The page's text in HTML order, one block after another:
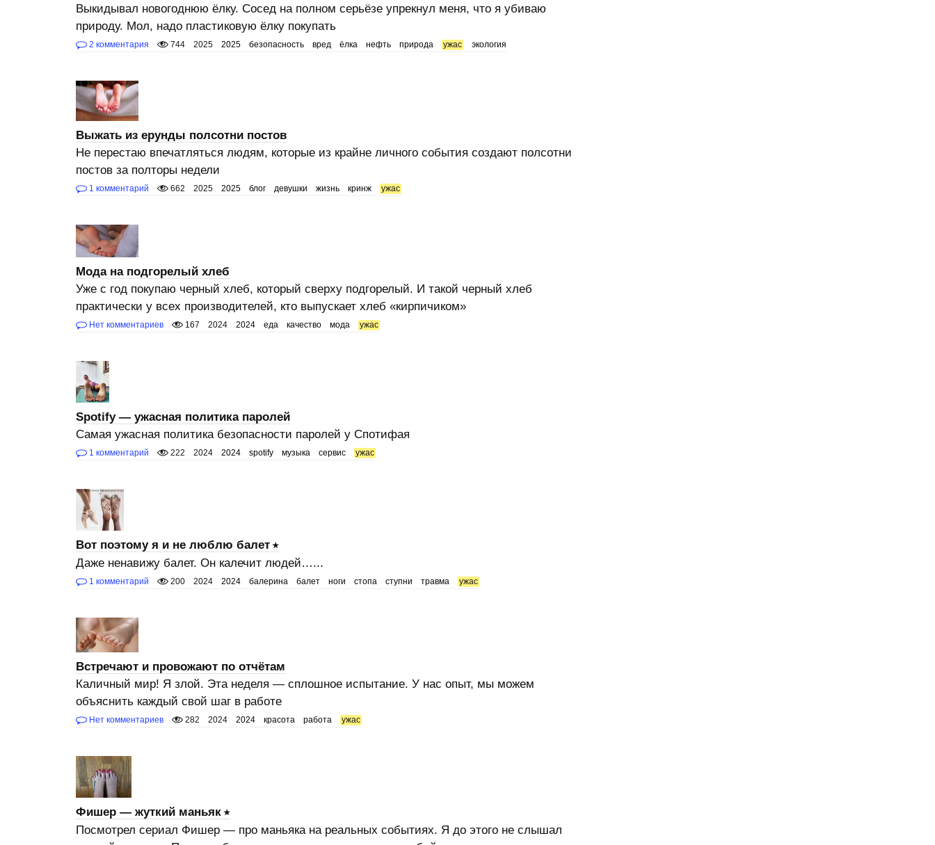
Выкидывал новогоднюю ёлку. Сосед на полном серьёзе упрекнул меня, что я убиваю
природу. Мол, надо пластиковую ёлку покупать
2 комментария 744 2025 2025 безопасность вред ёлка нефть природа ужас экология
Выжать из ерунды полсотни постов
Не перестаю впечатляться людям, которые из крайне личного события создают полсотни
постов за полторы недели
1 комментарий 662 2025 2025 блог девушки жизнь кринж ужас
Мода на подгорелый хлеб
Уже с год покупаю черный хлеб, который сверху подгорелый. И такой черный хлеб
практически у всех производителей, кто выпускает хлеб «кирпичиком»
Нет комментариев 167 2024 2024 еда качество мода ужас
Spotify — ужасная политика паролей
Самая ужасная политика безопасности паролей у Спотифая
1 комментарий 222 2024 2024 spotify музыка сервис ужас
Вот поэтому я и не люблю балет
Даже ненавижу балет. Он калечит людей…...
1 комментарий 200 2024 2024 балерина балет ноги стопа ступни травма ужас
Встречают и провожают по отчётам
Каличный мир! Я злой. Эта неделя — сплошное испытание. У нас опыт, мы можем
объяснить каждый свой шаг в работе
Нет комментариев 282 2024 2024 красота работа ужас
Фишер — жуткий маньяк
Посмотрел сериал Фишер — про маньяка на реальных событиях. Я до этого не слышал